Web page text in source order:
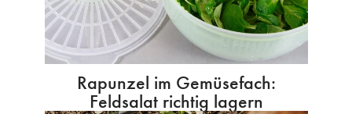
Rapunzel im Gemüsefach:
Feldsalat richtig lagern